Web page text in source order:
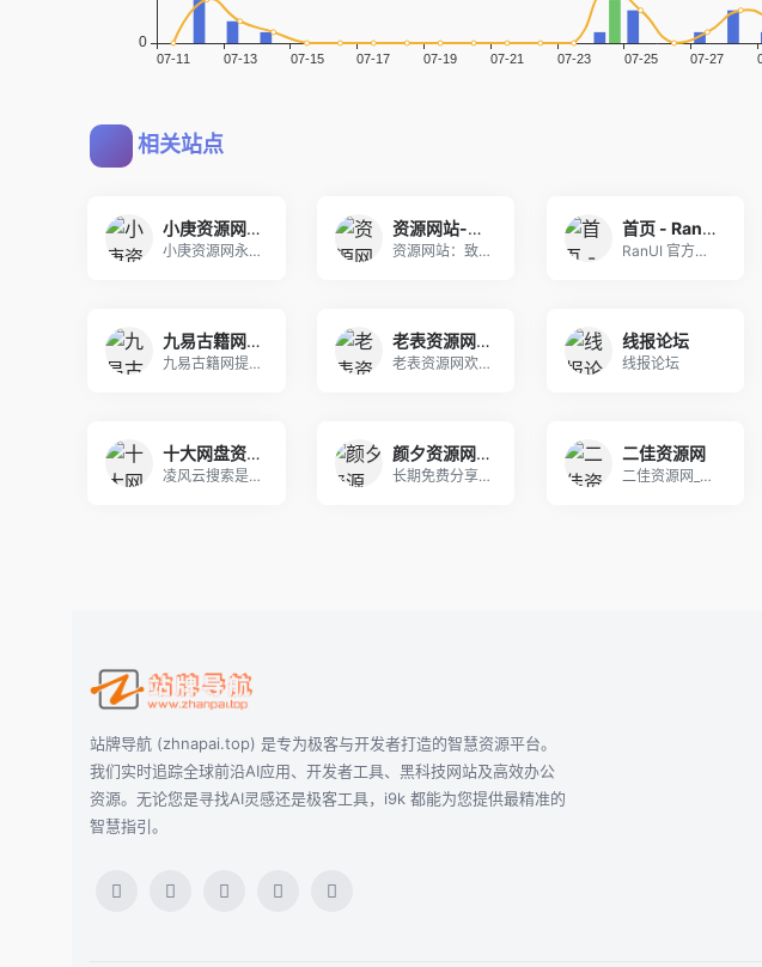
相关站点
小庚资源网永久地址发布页，收藏我回家不迷路！
小庚资源网永久地址发布页，收藏我回家不迷路！ 小
资源网站-专注资源收集分享平台
资源网站：致力于为用户提供丰富多样的资源，包括网
首页 - RanUI 开发者社区 - 极简高效的内容创作与数字资产交易平台
RanUI 官方社区是一个集内容创作、数字资产交
九易古籍网_古籍善本_中医古籍_周易古籍_中国古籍旧书下载
九易古籍网提供各类古籍善本，中医古籍，周易古籍，
老表资源网-老表专注于互联网技术教学 QQ技术教程-老表技术资源学习网
老表资源网欢迎您！老表每天都会准时更新！专注分享
线报论坛
线报论坛
十大网盘资源搜索引擎 - 凌风云
凌风云搜索是互联网专业的阿里云盘，百度网盘等十大
颜夕资源网-免费分享各种实用软件工具，精品源码，网上赚钱技巧，热门项目，COSER网红图片视频等等
长期免费分享各大资源娱乐教程网软件，精品源码，网
二佳资源网
二佳资源网_提供最新纯净软件、优秀实用等精品软件
站牌导航 (zhnapai.top) 是专为极客与开发者打造的智慧资源平台。
我们实时追踪全球前沿AI应用、开发者工具、黑科技网站及高效办公
资源。无论您是寻找AI灵感还是极客工具，i9k 都能为您提供最精准的
智慧指引。